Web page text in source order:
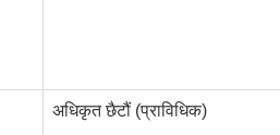
अधिकृत छैटौं (प्राविधिक)